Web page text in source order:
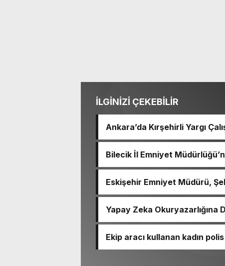
İLGİNİZİ ÇEKEBİLİR
Ankara’da Kırşehirli Yargı
Bilecik İl Emniyet
Eskişehir Emniyet Müdürü,
Yapay Zeka Okuryazarlığına
Ekip aracı kullanan kadın